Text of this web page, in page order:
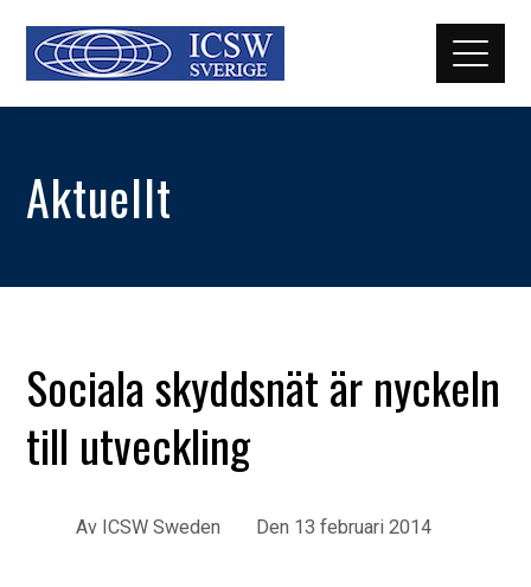
Aktuellt
Sociala skyddsnät är nyckeln
till utveckling
Av ICSW Sweden Den 13 februari 2014